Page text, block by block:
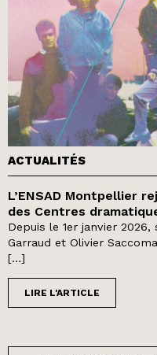
ACTUALITÉS
L’ENSAD Montpellier
des Centres
Depuis le 1er janvier
Garraud et Olivier
[…]
LIRE L'ARTICLE